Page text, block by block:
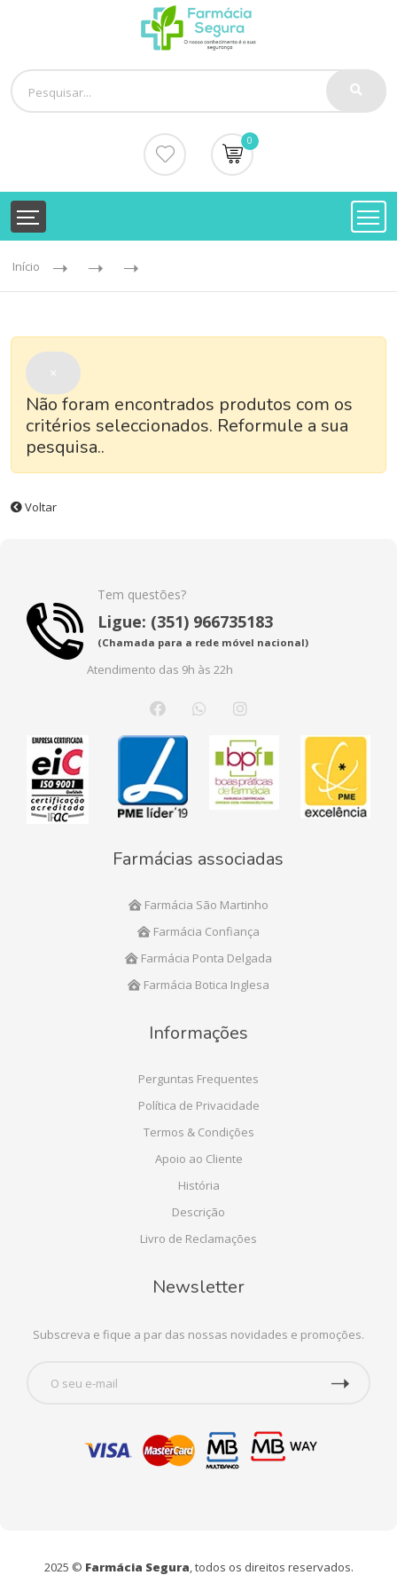
0
Início
×
Não foram encontrados produtos com os
critérios seleccionados. Reformule a sua
pesquisa..
Voltar
Tem questões?
Ligue: (351) 966735183
(Chamada para a rede móvel nacional)
Atendimento das 9h às 22h
Farmácias associadas
Farmácia São Martinho
Farmácia Confiança
Farmácia Ponta Delgada
Farmácia Botica Inglesa
Informações
Perguntas Frequentes
Política de Privacidade
Termos & Condições
Apoio ao Cliente
História
Descrição
Livro de Reclamações
Newsletter
Subscreva e fique a par das nossas novidades e promoções.
2025 © Farmácia Segura, todos os direitos reservados.